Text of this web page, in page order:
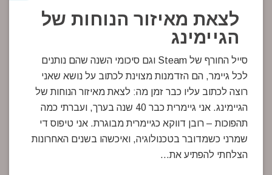
לצאת מאיזור הנוחות של
הגיימינג
סייל החורף של Steam וגם סיכומי השנה שהם נותנים
לכל גיימר, הם הזדמנות מצוינת לכתוב על נושא שאני
רוצה לכתוב עליו כבר זמן מה: לצאת מאיזור הנוחות של
הגיימינג. אני גיימרית כבר 40 שנה בערך, ועברתי כמה
תהפוכות – רובן דווקא כגיימרית מבוגרת. אני טיפוס די
שמרני כשמדובר בטכנולוגיה, ואיכשהו בשנים האחרונות
הצלחתי להפתיע את…